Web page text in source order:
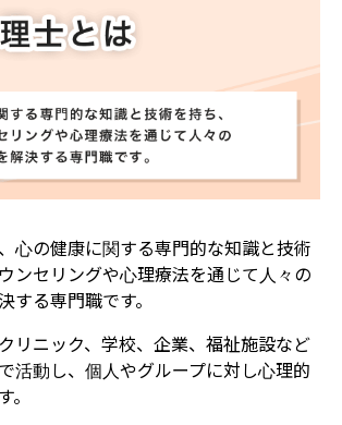
心の健康に関する専門的な知識と技術
ンセリングや心理療法を通じて人々の
する専門職です。
リニック、学校、企業、福祉施設など
活動し、個人やグループに対し心理的